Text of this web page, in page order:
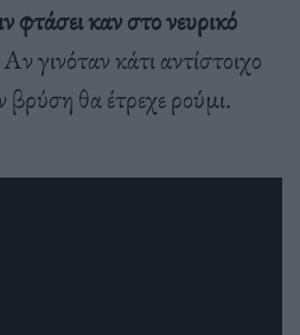
φτάσει καν στο νευρικό
γινόταν κάτι αντίστοιχο
βρύση θα έτρεχε ρούμι.